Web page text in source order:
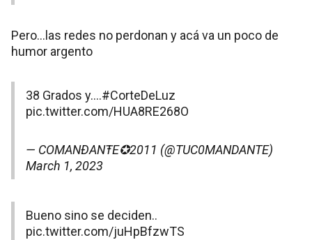
Pero…las redes no perdonan y acá va un poco de
humor argento
38 Grados y….#CorteDeLuz
pic.twitter.com/HUA8RE268O
— COMANÐANŦE✪2011 (@TUC0MANDANTE)
March 1, 2023
Bueno sino se deciden..
pic.twitter.com/juHpBfzwTS